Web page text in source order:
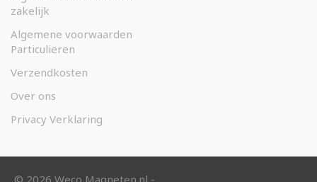
zakelijk
Algemene voorwaarden
Particulieren
Verzendkosten
Over ons
Privacy Verklaring